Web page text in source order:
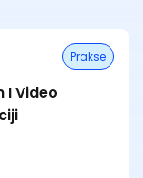
Prakse
I Video